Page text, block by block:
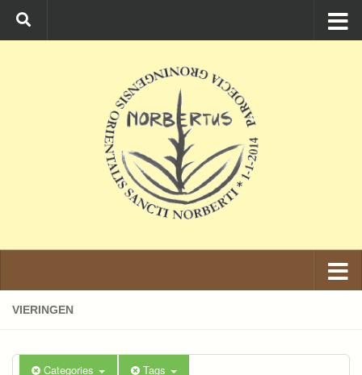
Ga naar de inhoud
VIERINGEN
Categories Tags